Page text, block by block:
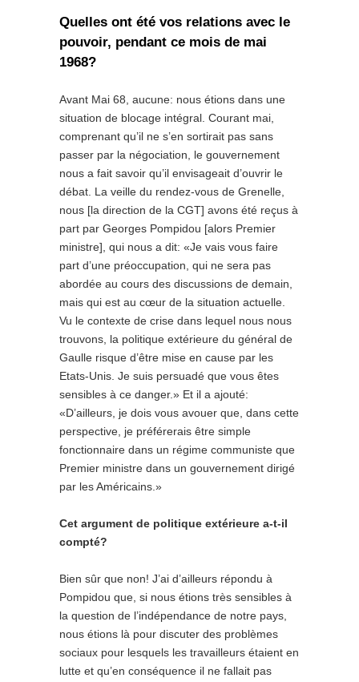
Quelles ont été vos relations avec le
pouvoir, pendant ce mois de mai
1968?
Avant Mai 68, aucune: nous étions dans une
situation de blocage intégral. Courant mai,
comprenant qu’il ne s’en sortirait pas sans
passer par la négociation, le gouvernement
nous a fait savoir qu’il envisageait d’ouvrir le
débat. La veille du rendez-vous de Grenelle,
nous [la direction de la CGT] avons été reçus à
part par Georges Pompidou [alors Premier
ministre], qui nous a dit: «Je vais vous faire
part d’une préoccupation, qui ne sera pas
abordée au cours des discussions de demain,
mais qui est au cœur de la situation actuelle.
Vu le contexte de crise dans lequel nous nous
trouvons, la politique extérieure du général de
Gaulle risque d’être mise en cause par les
Etats-Unis. Je suis persuadé que vous êtes
sensibles à ce danger.» Et il a ajouté:
«D’ailleurs, je dois vous avouer que, dans cette
perspective, je préférerais être simple
fonctionnaire dans un régime communiste que
Premier ministre dans un gouvernement dirigé
par les Américains.»
Cet argument de politique extérieure a-t-il
compté?
Bien sûr que non! J’ai d’ailleurs répondu à
Pompidou que, si nous étions très sensibles à
la question de l’indépendance de notre pays,
nous étions là pour discuter des problèmes
sociaux pour lesquels les travailleurs étaient en
lutte et qu’en conséquence il ne fallait pas